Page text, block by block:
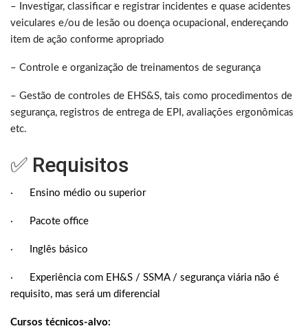
– Investigar, classificar e registrar incidentes e quase acidentes
veiculares e/ou de lesão ou doença ocupacional, endereçando
item de ação conforme apropriado
– Controle e organização de treinamentos de segurança
– Gestão de controles de EHS&S, tais como procedimentos de
segurança, registros de entrega de EPI, avaliações ergonômicas
etc.
✅ Requisitos
· Ensino médio ou superior
· Pacote office
· Inglês básico
·
Experiência com EH&S / SSMA / segurança viária não é
requisito, mas será um diferencial
Cursos técnicos-alvo: